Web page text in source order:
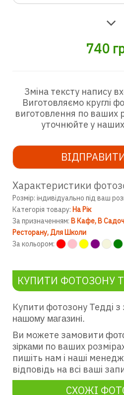
740
Зміна тексту напису
Виготовляємо круглі
виготовлення по ваших
уточнюйте у
Характеристики
Розмір: індивідуально під ваш
Категорія товару: На Рік
За призначенням: В Кафе В
Ресторану Для Школи
За кольором:
КУПИТИ ФОТОЗОНУ
Купити фотозону Тедді з
нашому магазині.
Ви можете замовити
зірками по ваших
пишіть нам і наші
відповідь на всі ваші
СХОЖІ